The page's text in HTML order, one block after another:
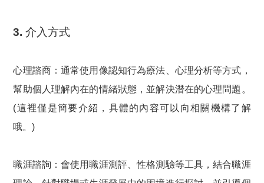
3. 介入方式
心理諮商：通常使用像認知行為療法、心理分析等方式，
幫助個人理解內在的情緒狀態，並解決潛在的心理問題。
(這裡僅是簡要介紹，具體的內容可以向相關機構了解
哦。)
職涯諮詢：會使用職涯測評、性格測驗等工具，結合職涯